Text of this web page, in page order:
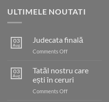
ULTIMELE NOUTATI
03
Aug
Judecata finală
Comments Offon
03
Aug
Tatăl nostru care
ești în ceruri
Comments Offon